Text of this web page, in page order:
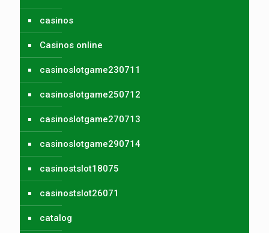
casinos
Casinos online
casinoslotgame230711
casinoslotgame250712
casinoslotgame270713
casinoslotgame290714
casinostslot18075
casinostslot26071
catalog